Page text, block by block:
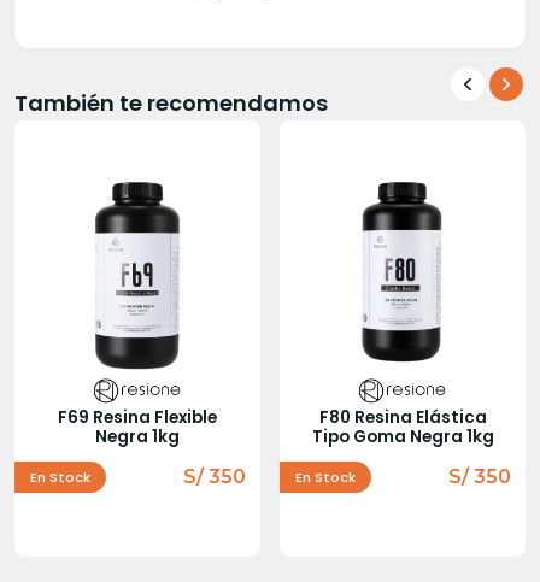
También te recomendamos
F69 Resina Flexible
Negra 1kg
En Stock S/ 350
F80 Resina Elástica
Tipo Goma Negra 1kg
En Stock S/ 350